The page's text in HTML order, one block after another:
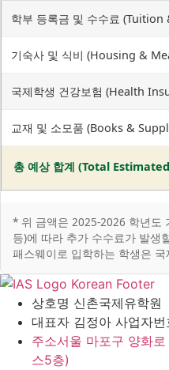
학부 등록금 및 수수료 (Tuition
기숙사 및 식비 (Housing &
국제학생 건강보험 (Health
교재 및 소모품 (Books &
총 예상 합계 (Total
* 위 금액은 2025-2026 학년도
등)에 따라 추가 수수료가 발생
패스웨이로 입학하는 학생은
상호명 신촌국제유학원
대표자 김정아 사업자
주소서울 마포구 양화
스5층)